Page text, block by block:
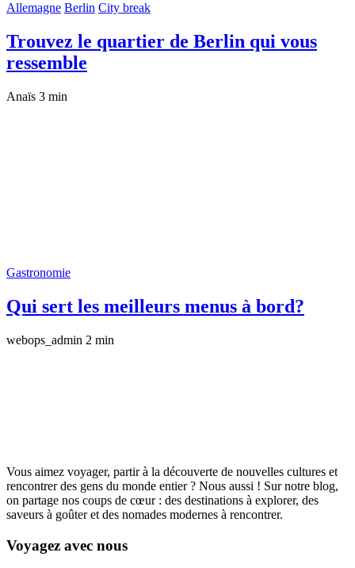
Allemagne Berlin City break
Trouvez le quartier de Berlin qui vous
ressemble
Anaïs 3 min
Gastronomie
Qui sert les meilleurs menus à bord?
webops_admin 2 min
Vous aimez voyager, partir à la découverte de nouvelles cultures et
rencontrer des gens du monde entier ? Nous aussi ! Sur notre blog,
on partage nos coups de cœur : des destinations à explorer, des
saveurs à goûter et des nomades modernes à rencontrer.
Voyagez avec nous